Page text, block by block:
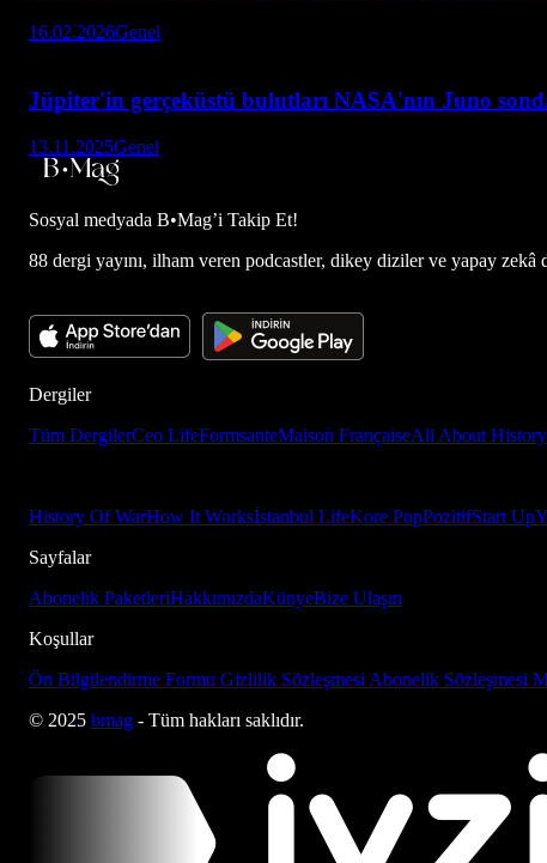
16.02.2026Genel
Jüpiter'in gerçeküstü bulutları NASA'nın Juno
13.11.2025Genel
Sosyal medyada B•Mag’i Takip Et!
88 dergi yayını, ilham veren podcastler, dikey diziler ve yapay zekâ
Dergiler
Tüm DergilerCeo LifeFormsanteMaison FrançaiseAll About History
History Of WarHow It Worksİstanbul LifeKore PopPozitifStart Up
Sayfalar
Abonelik PaketleriHakkımızdaKünyeBize Ulaşın
Koşullar
Ön Bilgilendirme Formu Gizlilik Sözleşmesi Abonelik Sözleşmesi
© 2025 bmag - Tüm hakları saklıdır.